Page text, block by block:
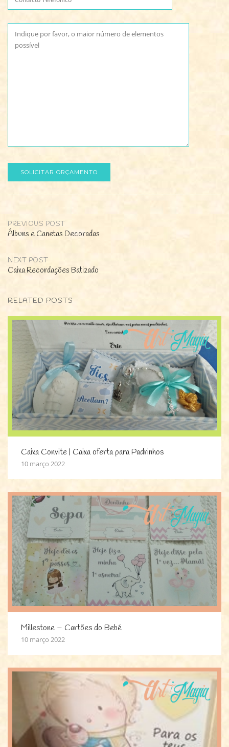
Post
navigation
PREVIOUS POST
Álbuns e Canetas Decoradas
NEXT POST
Caixa Recordações Batizado
RELATED POSTS
Caixa Convite | Caixa oferta para Padrinhos
10 março 2022
Millestone – Cartões do Bebé
10 março 2022